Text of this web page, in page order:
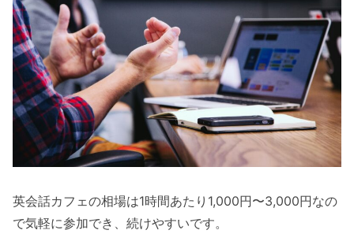
英会話カフェの相場は1時間あたり1,000円〜3,000円なの
で気軽に参加でき、続けやすいです。